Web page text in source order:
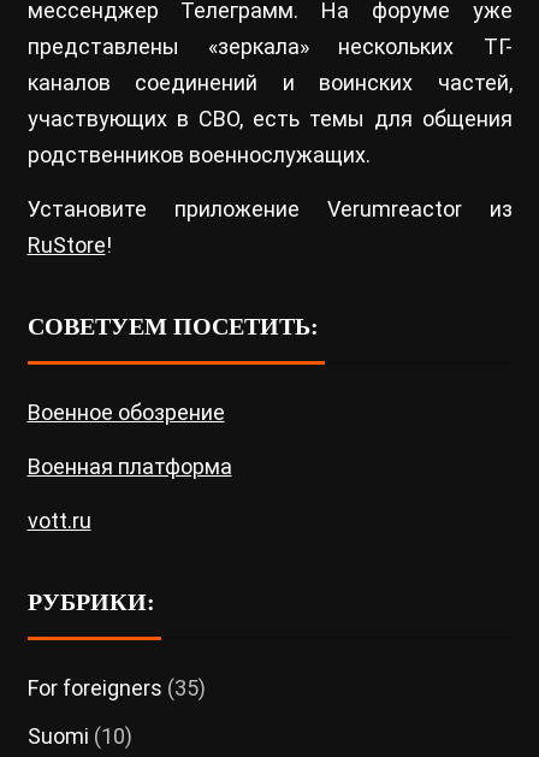
мессенджер Телеграмм. На форуме уже
представлены «зеркала» нескольких ТГ-
каналов соединений и воинских частей,
участвующих в СВО, есть темы для общения
родственников военнослужащих.
Установите приложение Verumreactor из
RuStore!
СОВЕТУЕМ ПОСЕТИТЬ:
Военное обозрение
Военная платформа
vott.ru
РУБРИКИ:
For foreigners (35)
Suomi (10)